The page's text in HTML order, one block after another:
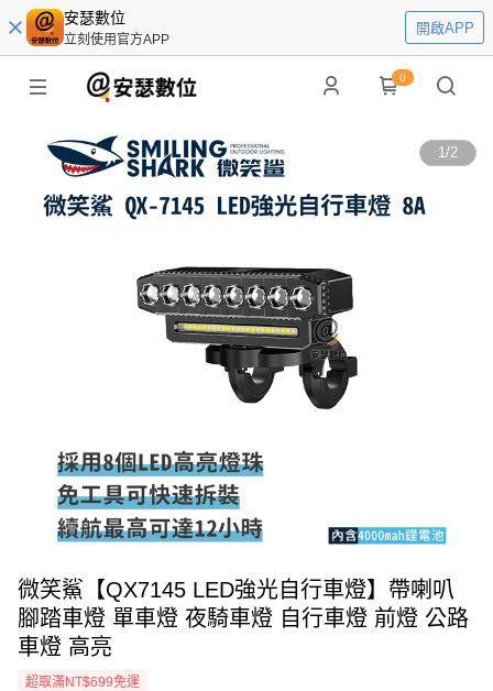
安瑟數位
立刻使用官方APP
開啟APP
0
1/2
微笑鯊【QX7145 LED強光自行車燈】帶喇叭
腳踏車燈 單車燈 夜騎車燈 自行車燈 前燈 公路
車燈 高亮
超取滿NT$699免運